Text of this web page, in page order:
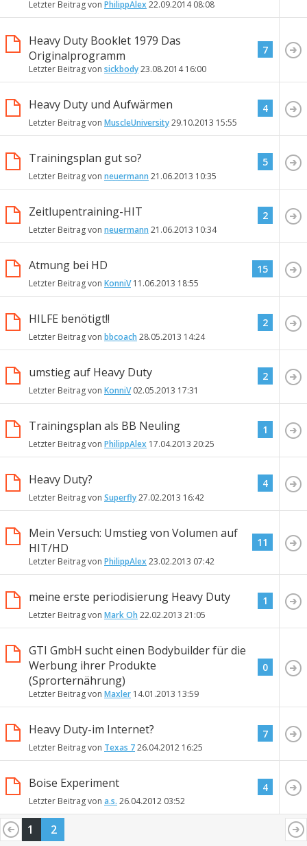
Letzter Beitrag von PhilippAlex22.09.201408:08
Heavy Duty Booklet 1979 Das
Originalprogramm
Letzter Beitrag von sickbody23.08.201416:00
7
Heavy Duty und Aufwärmen
Letzter Beitrag von MuscleUniversity29.10.2013 15:55
4
Trainingsplan gut so?
Letzter Beitrag von neuermann 21.06.2013 10:35
5
Zeitlupentraining-HIT
Letzter Beitrag von neuermann 21.06.2013 10:34
2
Atmung bei HD
Letzter Beitrag von KonniV11.06.2013 18:55
15
HILFE benötigt!!
Letzter Beitrag von bbcoach 28.05.2013 14:24
2
umstieg auf Heavy Duty
Letzter Beitrag von KonniV02.05.2013 17:31
2
Trainingsplan als BB Neuling
Letzter Beitrag von PhilippAlex 17.04.2013 20:25
1
Heavy Duty?
Letzter Beitrag von Superfly27.02.2013 16:42
4
Mein Versuch: Umstieg von Volumen auf
HIT/HD
Letzter Beitrag von PhilippAlex23.02.2013 07:42
11
meine erste periodisierung Heavy Duty
Letzter Beitrag von Mark Oh 22.02.2013 21:05
1
GTI GmbH sucht einen Bodybuilder für die
Werbung ihrer Produkte
(Sprorternährung)
Letzter Beitrag von Maxler 14.01.2013 13:59
0
Heavy Duty-im Internet?
Letzter Beitrag von Texas 726.04.2012 16:25
7
Boise Experiment
Letzter Beitrag von a.s. 26.04.2012 03:52
4
1 2